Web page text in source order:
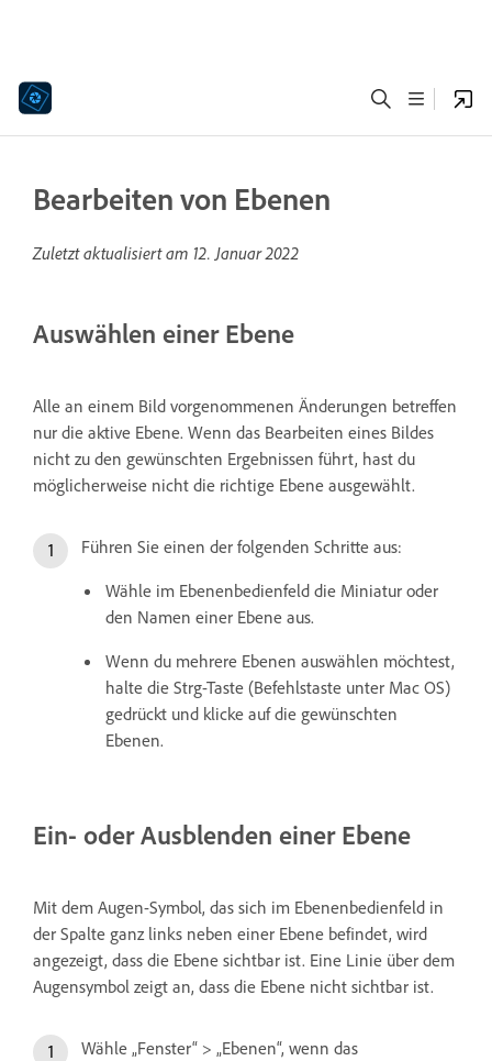
Bearbeiten von Ebenen
Zuletzt aktualisiert am 12. Januar 2022
Auswählen einer Ebene
Alle an einem Bild vorgenommenen Änderungen betreffen
nur die aktive Ebene. Wenn das Bearbeiten eines Bildes
nicht zu den gewünschten Ergebnissen führt, hast du
möglicherweise nicht die richtige Ebene ausgewählt.
Führen Sie einen der folgenden Schritte aus:
Wähle im Ebenenbedienfeld die Miniatur oder
den Namen einer Ebene aus.
Wenn du mehrere Ebenen auswählen möchtest,
halte die Strg-Taste (Befehlstaste unter Mac OS)
gedrückt und klicke auf die gewünschten
Ebenen.
Ein- oder Ausblenden einer Ebene
Mit dem Augen-Symbol, das sich im Ebenenbedienfeld in
der Spalte ganz links neben einer Ebene befindet, wird
angezeigt, dass die Ebene sichtbar ist. Eine Linie über dem
Augensymbol zeigt an, dass die Ebene nicht sichtbar ist.
Wähle „Fenster“ > „Ebenen“, wenn das